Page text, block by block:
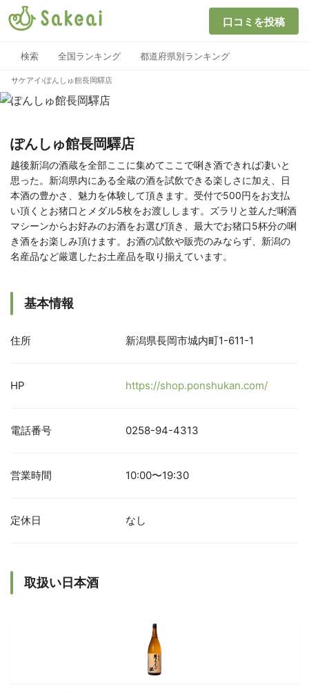
口コミを投稿
検索 全国ランキング 都道府県別ランキング
サケアイ ›ぽんしゅ館長岡驛店
ぽんしゅ館長岡驛店
越後新潟の酒蔵を全部ここに集めてここで唎き酒できれば凄いと
思った。新潟県内にある全蔵の酒を試飲できる楽しさに加え、日
本酒の豊かさ、魅力を体験して頂きます。受付で500円をお支払
い頂くとお猪口とメダル5枚をお渡しします。ズラリと並んだ唎酒
マシーンからお好みのお酒をお選び頂き、最大でお猪口5杯分の唎
き酒をお楽しみ頂けます。お酒の試飲や販売のみならず、新潟の
名産品など厳選したお土産品を取り揃えています。
基本情報
住所 新潟県長岡市城内町1-611-1
HP https://shop.ponshukan.com/
電話番号 0258-94-4313
営業時間 10:00〜19:30
定休日 なし
取扱い日本酒